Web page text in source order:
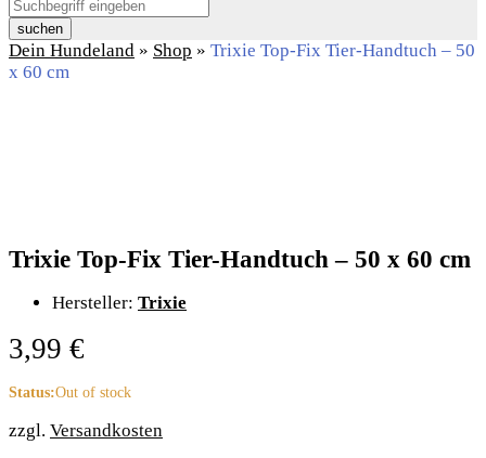
suchen
Dein Hundeland » Shop » Trixie Top-Fix Tier-Handtuch – 50
x 60 cm
Trixie Top-Fix Tier-Handtuch – 50 x 60 cm
Hersteller: Trixie
3,99 €
Status:Out of stock
zzgl. Versandkosten